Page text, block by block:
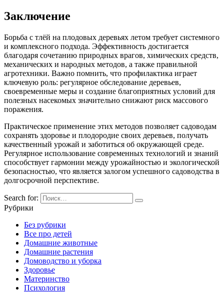
Заключение
Борьба с тлёй на плодовых деревьях летом требует системного
и комплексного подхода. Эффективность достигается
благодаря сочетанию природных врагов, химических средств,
механических и народных методов, а также правильной
агротехники. Важно помнить, что профилактика играет
ключевую роль: регулярное обследование деревьев,
своевременные меры и создание благоприятных условий для
полезных насекомых значительно снижают риск массового
поражения.
Практическое применение этих методов позволяет садоводам
сохранять здоровье и плодородие своих деревьев, получать
качественный урожай и заботиться об окружающей среде.
Регулярное использование современных технологий и знаний
способствует гармонии между урожайностью и экологической
безопасностью, что является залогом успешного садоводства в
долгосрочной перспективе.
Search for:
Рубрики
Без рубрики
Все про детей
Домашние животные
Домашние растения
Домоводство и уборка
Здоровье
Материнство
Психология